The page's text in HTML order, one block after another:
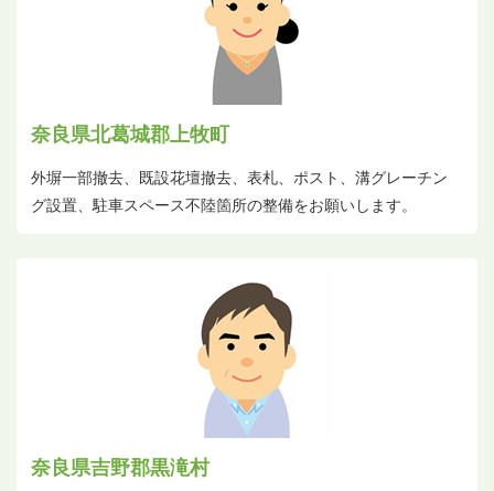
奈良県北葛城郡上牧町
外塀一部撤去、既設花壇撤去、表札、ポスト、溝グレーチン
グ設置、駐車スペース不陸箇所の整備をお願いします。
奈良県吉野郡黒滝村